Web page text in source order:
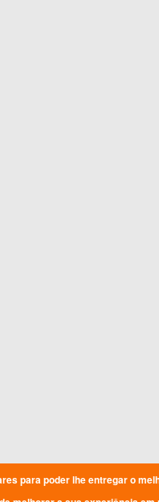
para poder lhe entregar o